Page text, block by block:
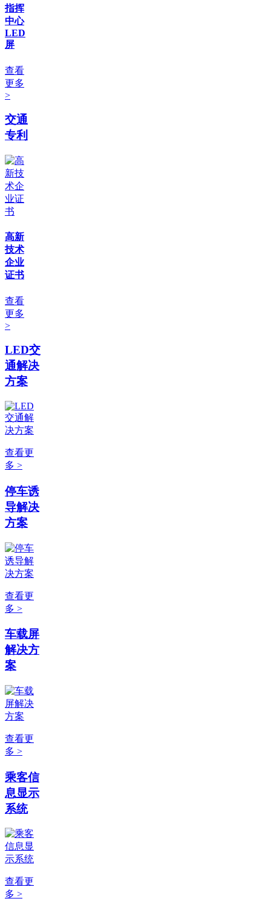
指挥
中心
LED
屏
查看
更多
>
交通
专利
高新
技术
企业
证书
查看
更多
>
LED交
通解决
方案
查看更
多 >
停车诱
导解决
方案
查看更
多 >
车载屏
解决方
案
查看更
多 >
乘客信
息显示
系统
查看更
多 >